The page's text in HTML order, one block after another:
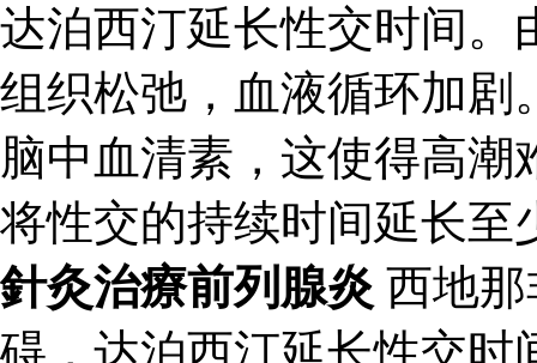
达泊西汀延长性交时间。
组织松弛，血液循环加剧
脑中血清素，这使得高
将性交的持续时间延长至
針灸治療前列腺炎 西地
碍，达泊西汀延长性交时